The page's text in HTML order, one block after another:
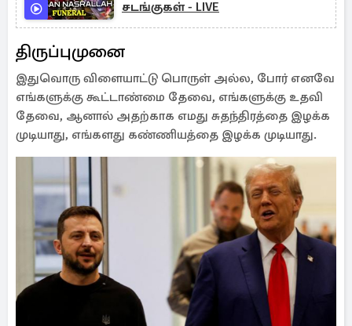
சடங்குகள் - LIVE
திருப்புமுனை
இதுவொரு விளையாட்டு பொருள் அல்ல, போர் எனவே
எங்களுக்கு கூட்டாண்மை தேவை, எங்களுக்கு உதவி
தேவை, ஆனால் அதற்காக எமது சுதந்திரத்தை இழக்க
முடியாது, எங்களது கண்ணியத்தை இழக்க முடியாது.